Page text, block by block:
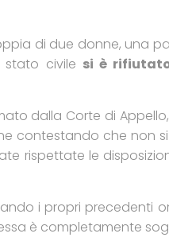
di due donne, una
stato civile si è
dalla Corte di
contestando che non
rispettate le
i propri precedenti
è completamente